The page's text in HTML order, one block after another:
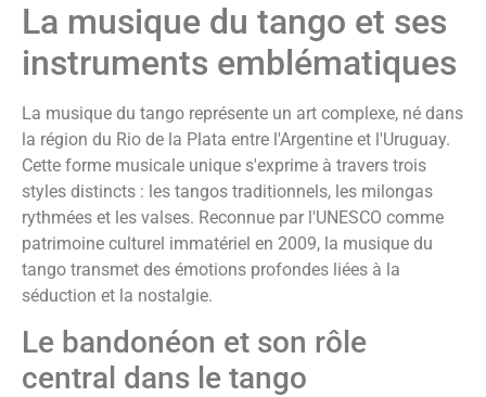
La musique du tango et ses
instruments emblématiques
La musique du tango représente un art complexe, né dans
la région du Rio de la Plata entre l'Argentine et l'Uruguay.
Cette forme musicale unique s'exprime à travers trois
styles distincts : les tangos traditionnels, les milongas
rythmées et les valses. Reconnue par l'UNESCO comme
patrimoine culturel immatériel en 2009, la musique du
tango transmet des émotions profondes liées à la
séduction et la nostalgie.
Le bandonéon et son rôle
central dans le tango